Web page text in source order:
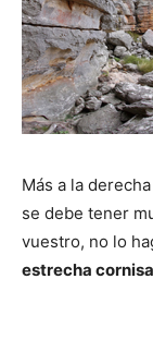
Más a la
se debe tener
vuestro, no lo
estrecha cornisa